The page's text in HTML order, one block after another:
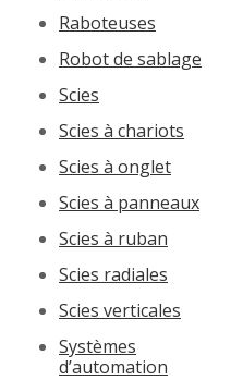
Raboteuses
Robot de sablage
Scies
Scies à chariots
Scies à onglet
Scies à panneaux
Scies à ruban
Scies radiales
Scies verticales
Systèmes
d’automation